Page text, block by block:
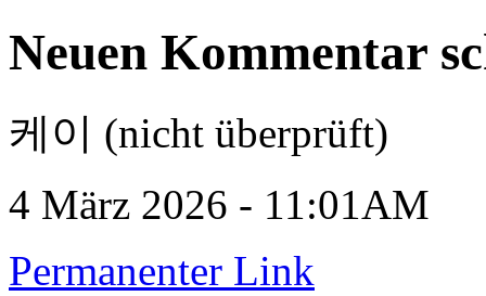
Neuen Kommentar
케이 (nicht überprüft)
4 März 2026 - 11:01AM
Permanenter Link